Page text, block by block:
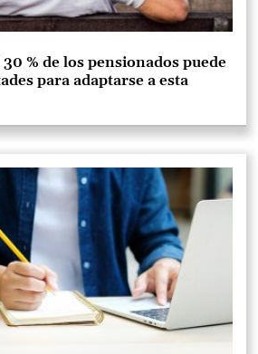
% de los pensionados puede
para adaptarse a esta